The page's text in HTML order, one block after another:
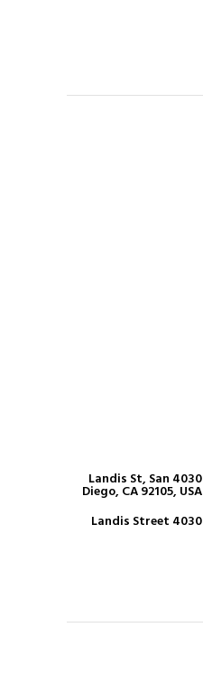
4030 Landis St, San
Diego, CA 92105, USA
4030 Landis Street